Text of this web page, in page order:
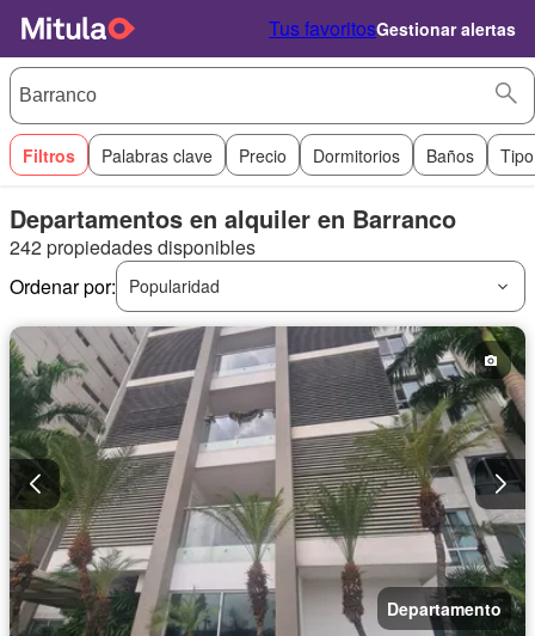
Tus favoritosGestionar alertas
Filtros Palabras clave Precio Dormitorios Baños
Departamentos en alquiler en Barranco
242 propiedades disponibles
Ordenar por:
Popularidad
Departamento